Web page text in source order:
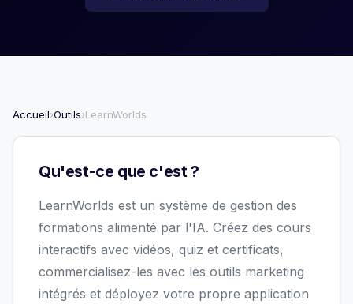
Accueil›Outils›LearnWorlds
Qu'est-ce que c'est ?
LearnWorlds est un système de gestion des
formations alimenté par l'IA. Créez des cours
interactifs avec vidéos, quiz et certificats,
commercialisez-les avec les outils marketing
intégrés et déployez votre propre application